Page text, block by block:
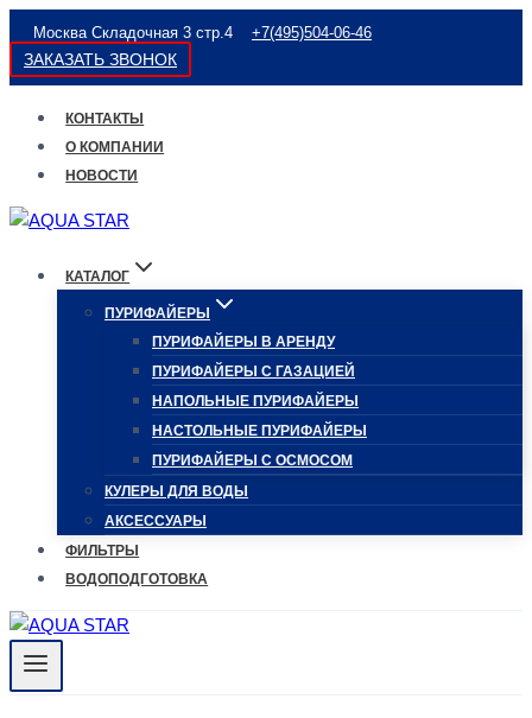
Перейти
к
содержимому
Москва Складочная 3 стр.4 +7(495)504-06-46
ЗАКАЗАТЬ ЗВОНОК
КОНТАКТЫ
О КОМПАНИИ
НОВОСТИ
КАТАЛОГ
ПУРИФАЙЕРЫ
ПУРИФАЙЕРЫ В АРЕНДУ
ПУРИФАЙЕРЫ С ГАЗАЦИЕЙ
НАПОЛЬНЫЕ ПУРИФАЙЕРЫ
НАСТОЛЬНЫЕ ПУРИФАЙЕРЫ
ПУРИФАЙЕРЫ С ОСМОСОМ
КУЛЕРЫ ДЛЯ ВОДЫ
АКСЕССУАРЫ
ФИЛЬТРЫ
ВОДОПОДГОТОВКА